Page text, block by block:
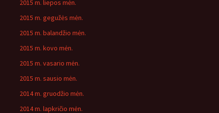
2015 m. liepos mėn.
2015 m. gegužės mėn.
2015 m. balandžio mėn.
2015 m. kovo mėn.
2015 m. vasario mėn.
2015 m. sausio mėn.
2014 m. gruodžio mėn.
2014 m. lapkričio mėn.